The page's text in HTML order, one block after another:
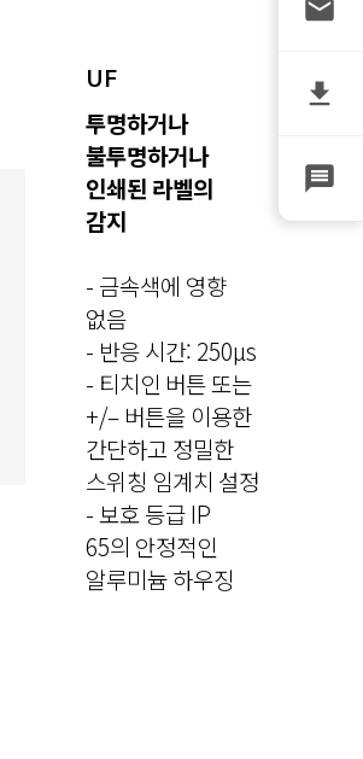
UF
투명하거나
불투명하거나
인쇄된 라벨의
감지
- 금속색에 영향
없음
- 반응 시간: 250µs
- 티치인 버튼 또는
+/– 버튼을 이용한
간단하고 정밀한
스위칭 임계치 설정
- 보호 등급 IP
65의 안정적인
알루미늄 하우징